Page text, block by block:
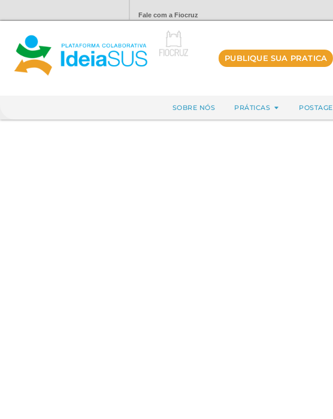
Fale com a Fiocruz
PUBLIQUE SUA PRATICA
SOBRE NÓS PRÁTICAS